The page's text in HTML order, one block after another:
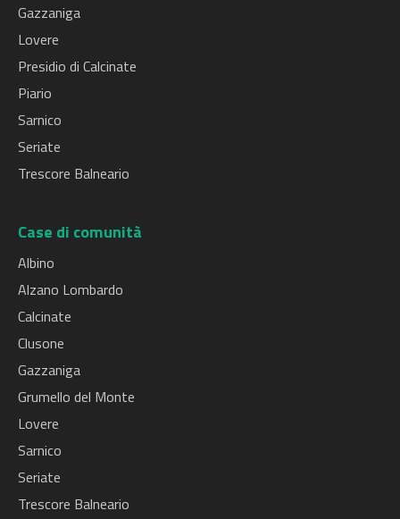
Gazzaniga
Lovere
Presidio di Calcinate
Piario
Sarnico
Seriate
Trescore Balneario
Case di comunità
Albino
Alzano Lombardo
Calcinate
Clusone
Gazzaniga
Grumello del Monte
Lovere
Sarnico
Seriate
Trescore Balneario